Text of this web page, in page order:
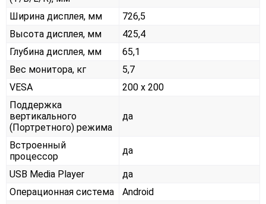
Ширина дисплея, мм
726,5
Высота дисплея, мм
425,4
Глубина дисплея, мм
65,1
Вес монитора, кг
5,7
VESA
200 x 200
Поддержка
вертикального
(Портретного) режима
да
Встроенный
процессор
да
USB Media Player
да
Операционная система
Android